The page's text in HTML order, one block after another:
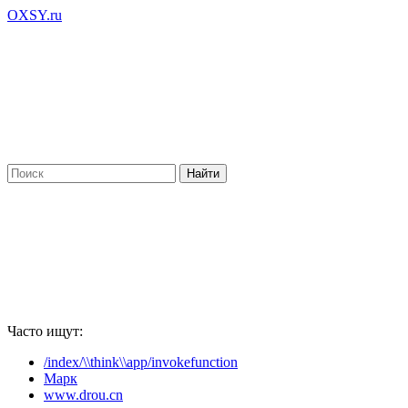
OXSY.ru
Часто ищут:
/index/\\think\\app/invokefunction
Марк
www.drou.cn